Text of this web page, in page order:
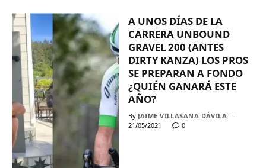
A UNOS DÍAS DE LA
CARRERA UNBOUND
GRAVEL 200 (ANTES
DIRTY KANZA) LOS PROS
SE PREPARAN A FONDO
¿QUIÉN GANARÁ ESTE
AÑO?
By JAIME VILLASANA DÁVILA
21/05/2021
0